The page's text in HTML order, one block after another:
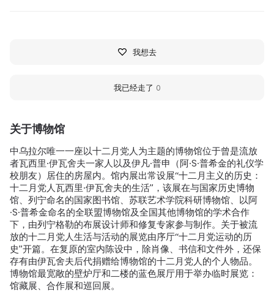
关于博物馆
中乌拉尔唯一一座以十二月党人为主题的博物馆位于曾是流放
者瓦西里·伊瓦舍夫一家人以及伊凡·普申（阿·S·普希金的礼仪学
校朋友）居住的房屋内。馆内展出常设展“十二月主义的历史：
十二月党人瓦西里·伊瓦舍夫的生活”，该展在与国家历史博物
馆、列宁命名的国家图书馆、苏联艺术学院科研博物馆、以阿
·S·普希金命名的全联盟博物馆及全国其他博物馆的学术合作
下，由列宁格勒的布展设计师和修复专家参与制作。关于被流
放的十二月党人生活与活动的展览由序厅“十二月党运动的历
史”开篇。在复原的室内陈设中，除肖像、书信和文件外，还保
存有由伊瓦舍夫后代捐赠给博物馆的十二月党人的个人物品。
博物馆最宽敞的壁炉厅和二楼的蓝色展厅用于举办临时展览：
馆藏展、合作展和巡回展。
我想去
我已经走了 0